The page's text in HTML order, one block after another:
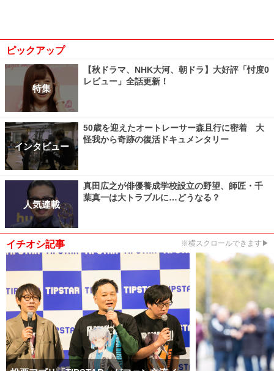
ピックアップ
特集
【秋ドラマ、NHK大河、朝ドラ】大好評「忖度0
レビュー」全話更新！
インタビュー
50歳を迎えたオートレーサー森且行に密着 大
怪我から奇跡の復活ドキュメンタリー
人気連載
真田広之が俳優養成学校設立の野望、師匠・千
葉真一は大トラブルに…どうなる？
イチオシ記事 ※横スクロールできます▶